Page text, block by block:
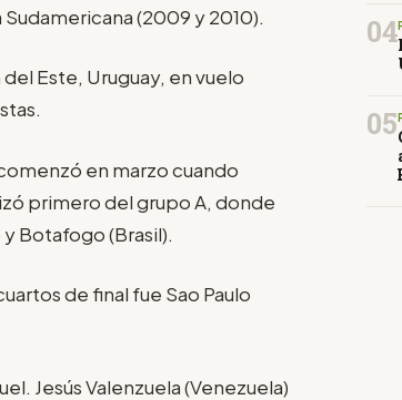
(2009 y 2010).
Este, Uruguay, en vuelo
en marzo cuando
primero del grupo A, donde
Botafogo (Brasil).
de final fue Sao Paulo
Jesús Valenzuela (Venezuela)
04
05